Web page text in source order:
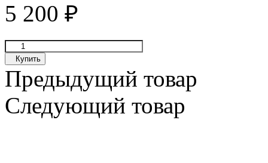
5 200 ₽
Купить
Предыдущий товар
Следующий товар